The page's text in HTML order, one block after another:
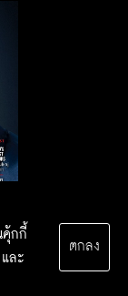
คุ้กกี้
และ
ตกลง